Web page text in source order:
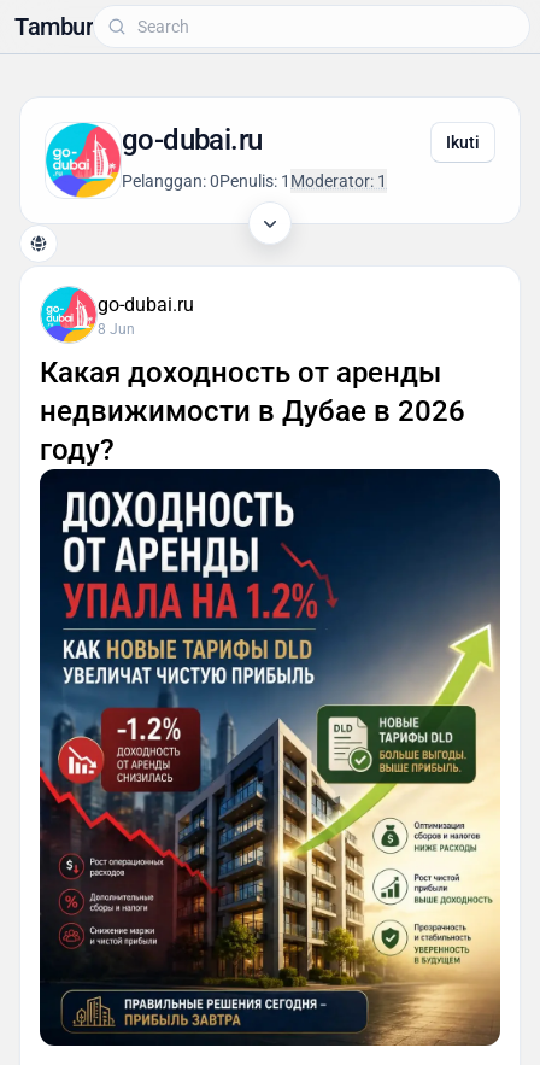
Tambur
go-dubai.ru
Pelanggan: 0Penulis: 1 Moderator: 1
Ikuti
go-dubai.ru
8 Jun
Какая доходность от аренды
недвижимости в Дубае в 2026
году?